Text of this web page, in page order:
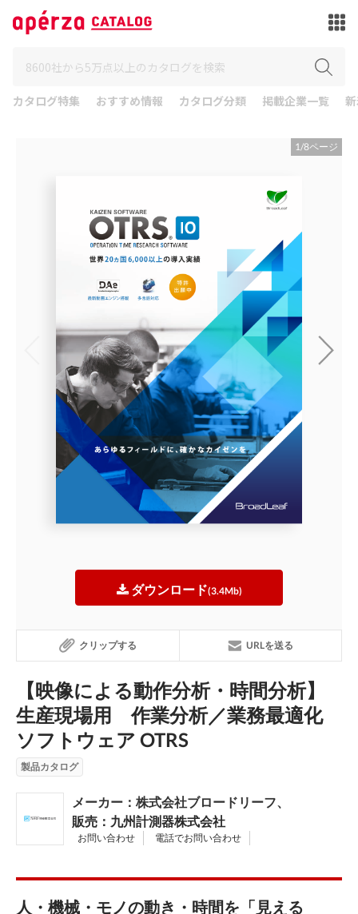
カタログ特集 おすすめ情報 カタログ分類 掲載企業一覧
1/8ページ
ダウンロード(3.4Mb)
クリップする URLを送る
【映像による動作分析・時間分析】
生産現場用 作業分析／業務最適化
ソフトウェア OTRS
製品カタログ
メーカー：株式会社ブロードリーフ、
販売：九州計測器株式会社
お問い合わせ 電話でお問い合わせ
人・機械・モノの動き・時間を「見える